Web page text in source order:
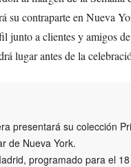
su contraparte en Nueva
junto a clientes y amigos
lugar antes de la
presentará su colección
de Nueva York.
programado para el